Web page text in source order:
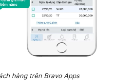
hàng trên Bravo Apps